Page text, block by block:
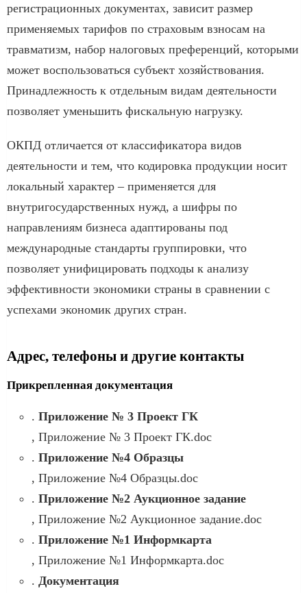
регистрационных документах, зависит размер
применяемых тарифов по страховым взносам на
травматизм, набор налоговых преференций, которыми
может воспользоваться субъект хозяйствования.
Принадлежность к отдельным видам деятельности
позволяет уменьшить фискальную нагрузку.
ОКПД отличается от классификатора видов
деятельности и тем, что кодировка продукции носит
локальный характер – применяется для
внутригосударственных нужд, а шифры по
направлениям бизнеса адаптированы под
международные стандарты группировки, что
позволяет унифицировать подходы к анализу
эффективности экономики страны в сравнении с
успехами экономик других стран.
Адрес, телефоны и другие контакты
Прикрепленная документация
. Приложение № 3 Проект ГК
, Приложение № 3 Проект ГК.doc
. Приложение №4 Образцы
, Приложение №4 Образцы.doc
. Приложение №2 Аукционное задание
, Приложение №2 Аукционное задание.doc
. Приложение №1 Информкарта
, Приложение №1 Информкарта.doc
. Документация